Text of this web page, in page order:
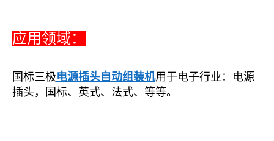
应用领域：
国标三极电源插头自动组装机用于电子行业：电源
插头，国标、英式、法式、等等。